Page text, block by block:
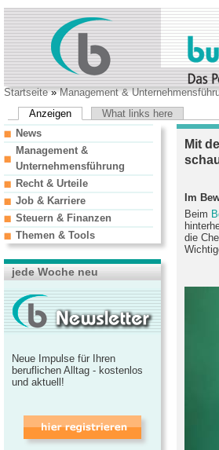
Startseite»Management &
Anzeigen
What links here
Mit
Im
Beim
die
News
Management &
Unternehmensführung
Recht & Urteile
Job & Karriere
Steuern & Finanzen
Themen & Tools
jede Woche neu
Neue Impulse für Ihren
beruflichen Alltag - kostenlos
und aktuell!